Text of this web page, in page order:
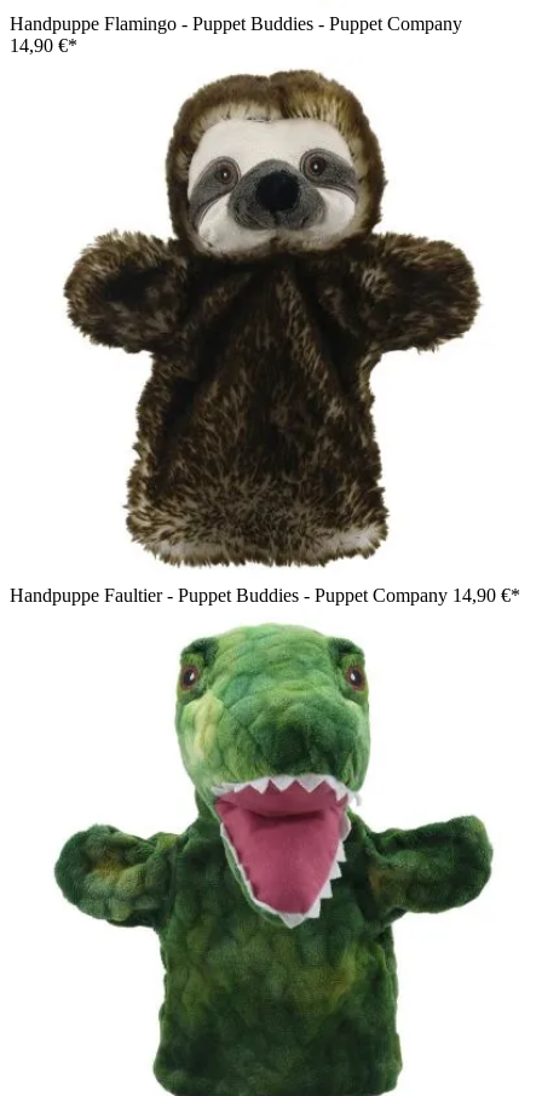
Handpuppe Flamingo - Puppet Buddies - Puppet Company
14,90 €*
Handpuppe Faultier - Puppet Buddies - Puppet Company 14,90 €*